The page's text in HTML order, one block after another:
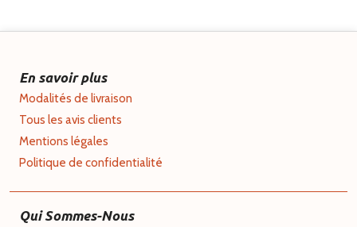
En savoir plus
Modalités de livraison
Tous les avis clients
Mentions légales
Politique de confidentialité
Qui Sommes-Nous